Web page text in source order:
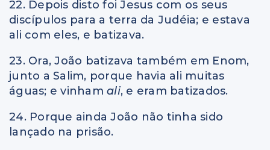
22. Depois disto foi Jesus com os seus
discípulos para a terra da Judéia; e estava
ali com eles, e batizava.
23. Ora, João batizava também em Enom,
junto a Salim, porque havia ali muitas
águas; e vinham ali, e eram batizados.
24. Porque ainda João não tinha sido
lançado na prisão.